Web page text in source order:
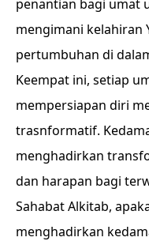
penantian bagi umat
mengimani kelahiran
pertumbuhan di
Keempat ini, setiap
mempersiapan diri
trasnformatif.
menghadirkan
dan harapan bagi
Sahabat Alkitab,
menghadirkan